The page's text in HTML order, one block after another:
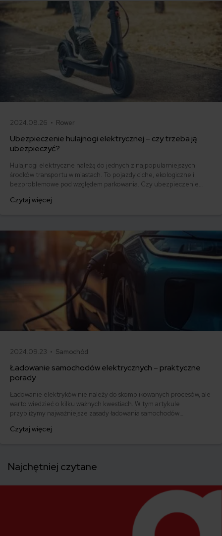
2024.08.26 • Rower
Ubezpieczenie hulajnogi elektrycznej – czy trzeba ją
ubezpieczyć?
Hulajnogi elektryczne należą do jednych z najpopularniejszych
środków transportu w miastach. To pojazdy ciche, ekologiczne i
bezproblemowe pod względem parkowania. Czy ubezpieczenie
ubezpieczenie obejmujące zarówno kradzież e-hulajnogi, jak i
Czytaj więcej
2024.09.23 • Samochód
Ładowanie samochodów elektrycznych – praktyczne
porady
Ładowanie elektryków nie należy do skomplikowanych procesów, ale
warto wiedzieć o kilku ważnych kwestiach. W tym artykule
przybliżymy najważniejsze zasady ładowania samochodów
Sprawdź, czego potrzebujesz, aby optymalnie naładować
Czytaj więcej
Najchętniej czytane